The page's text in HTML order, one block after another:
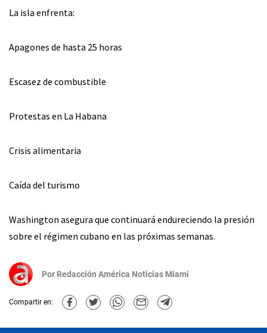
La isla enfrenta:
Apagones de hasta 25 horas
Escasez de combustible
Protestas en La Habana
Crisis alimentaria
Caída del turismo
Washington asegura que continuará endureciendo la presión
sobre el régimen cubano en las próximas semanas.
Por Redacción América Noticias Miami
Compartir en: